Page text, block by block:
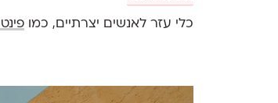
כלי עזר לאנשים יצרתיים, כמו